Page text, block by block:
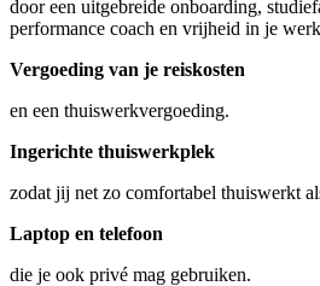
door een uitgebreide onboarding,
performance coach en vrijheid in je
Vergoeding van je reiskosten
en een thuiswerkvergoeding.
Ingerichte thuiswerkplek
zodat jij net zo comfortabel thuiswerkt
Laptop en telefoon
die je ook privé mag gebruiken.